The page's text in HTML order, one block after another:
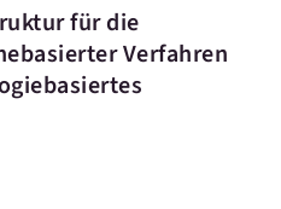
für die
Verfahren